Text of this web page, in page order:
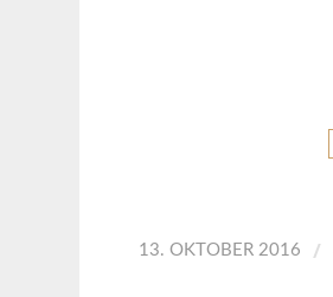
13. OKTOBER 2016 /